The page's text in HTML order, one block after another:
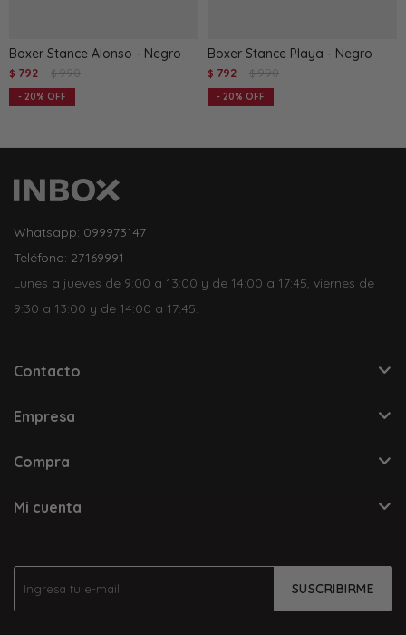
Boxer Stance Alonso - Negro
$ 792 $ 990
20
Boxer Stance Playa - Negro
$ 792 $ 990
20
SUSCRIBIRME
Whatsapp: 099973147
Teléfono: 27169991
Lunes a jueves de 9:00 a 13:00 y de 14:00 a 17:45, viernes de
9:30 a 13:00 y de 14:00 a 17:45.
Contacto
Empresa
Compra
Mi cuenta